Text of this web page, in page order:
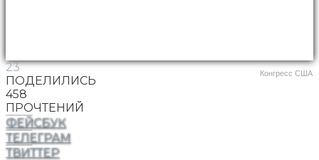
Конгресс США
23
ПОДЕЛИЛИСЬ
458
ПРОЧТЕНИЙ
ФЕЙСБУК
ТЕЛЕГРАМ
ТВИТТЕР